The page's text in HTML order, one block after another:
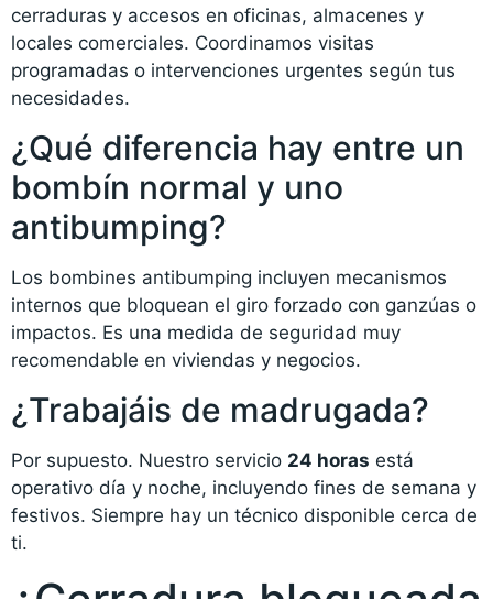
cerraduras y accesos en oficinas, almacenes y
locales comerciales. Coordinamos visitas
programadas o intervenciones urgentes según tus
necesidades.
¿Qué diferencia hay entre un
bombín normal y uno
antibumping?
Los bombines antibumping incluyen mecanismos
internos que bloquean el giro forzado con ganzúas o
impactos. Es una medida de seguridad muy
recomendable en viviendas y negocios.
¿Trabajáis de madrugada?
Por supuesto. Nuestro servicio 24 horas está
operativo día y noche, incluyendo fines de semana y
festivos. Siempre hay un técnico disponible cerca de
ti.